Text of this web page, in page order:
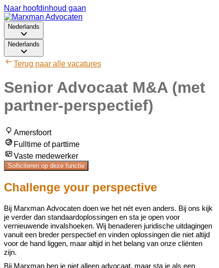
Naar hoofdinhoud gaan
Nederlands
Nederlands
Terug naar alle vacatures
Senior Advocaat M&A (met
partner-perspectief)
Amersfoort
Fulltime of parttime
Vaste medewerker
Solliciteren op deze functie
Challenge your perspective
Bij Marxman Advocaten doen we het nét even anders. Bij ons kijk
je verder dan standaardoplossingen en sta je open voor
vernieuwende invalshoeken. Wij benaderen juridische uitdagingen
vanuit een breder perspectief en vinden oplossingen die niet altijd
voor de hand liggen, maar altijd in het belang van onze cliënten
zijn.
Bij Marxman ben je niet alleen advocaat, maar sta je als een